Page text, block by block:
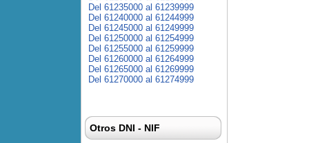
Del 61235000 al 61239999
Del 61240000 al 61244999
Del 61245000 al 61249999
Del 61250000 al 61254999
Del 61255000 al 61259999
Del 61260000 al 61264999
Del 61265000 al 61269999
Del 61270000 al 61274999
Otros DNI - NIF